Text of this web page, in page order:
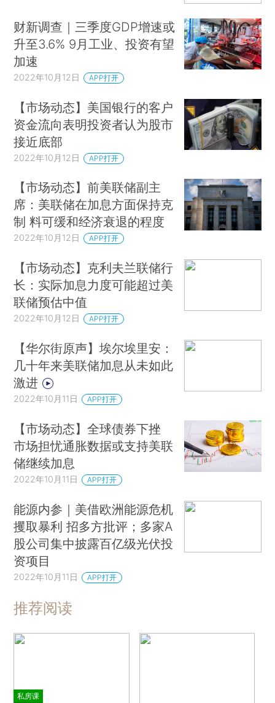
财新调查｜三季度GDP增速或
升至3.6% 9月工业、投资有望
加速
2022年10月12日 APP打开
【市场动态】美国银行的客户
资金流向表明投资者认为股市
接近底部
2022年10月12日 APP打开
【市场动态】前美联储副主
席：美联储在加息方面保持克
制 料可缓和经济衰退的程度
2022年10月12日 APP打开
【市场动态】克利夫兰联储行
长：实际加息力度可能超过美
联储预估中值
2022年10月12日 APP打开
【华尔街原声】埃尔埃里安：
几十年来美联储加息从未如此
激进
2022年10月11日 APP打开
【市场动态】全球债券下挫
市场担忧通胀数据或支持美联
储继续加息
2022年10月11日 APP打开
能源内参｜美借欧洲能源危机
攫取暴利 招多方批评；多家A
股公司集中披露百亿级光伏投
资项目
2022年10月11日 APP打开
推荐阅读
私房课